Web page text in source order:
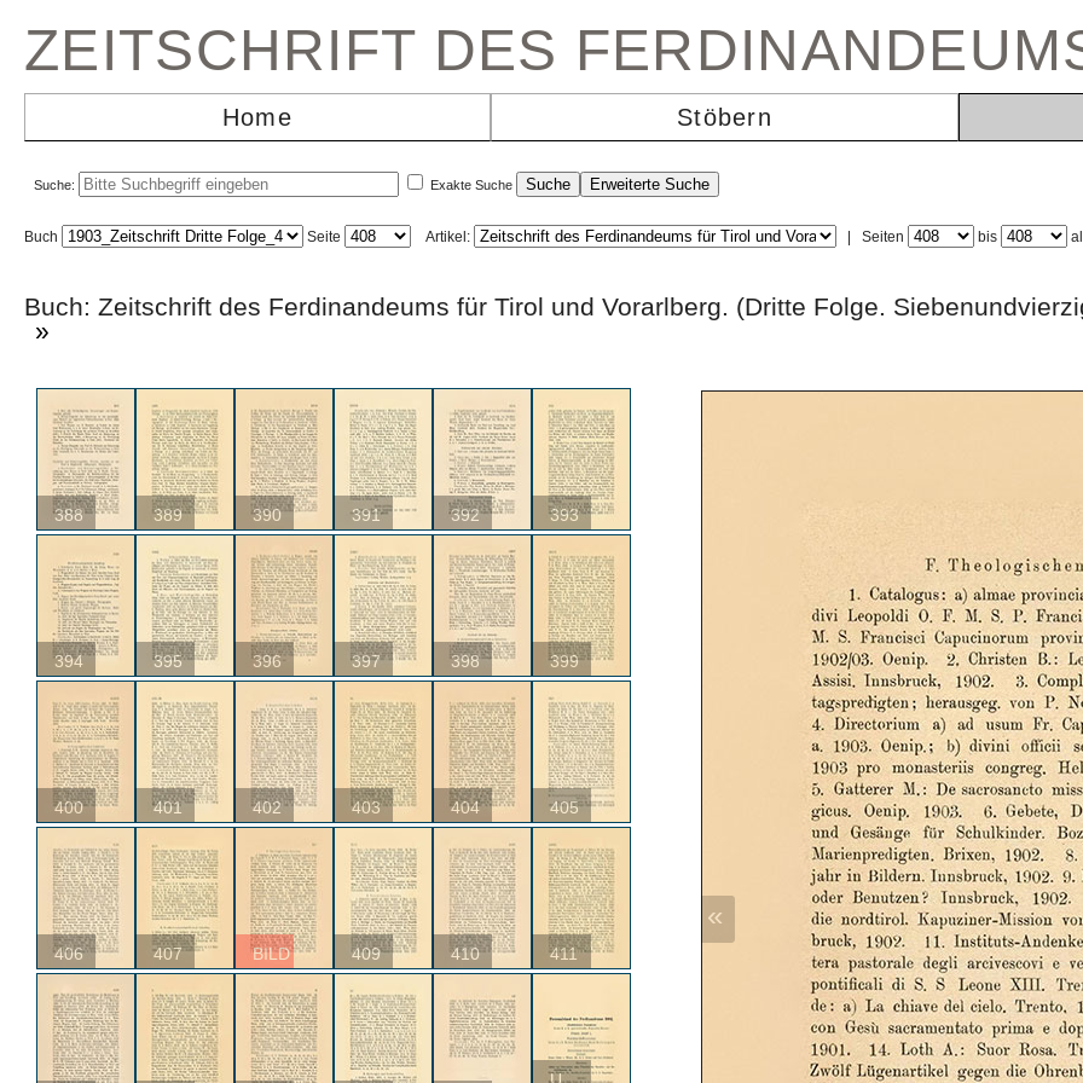
ZEITSCHRIFT DES
Home Stöbern
Suche: Exakte Suche
Buch Seite Artikel: Seiten bis
Buch: Zeitschrift des Ferdinandeums für Tirol und Vorarlberg. (Dritte Folge.
»
388 389 390 391 392 393
394 395 396 397 398 399
400 401 402 403 404 405
406 407 BILD 409 410 411
«